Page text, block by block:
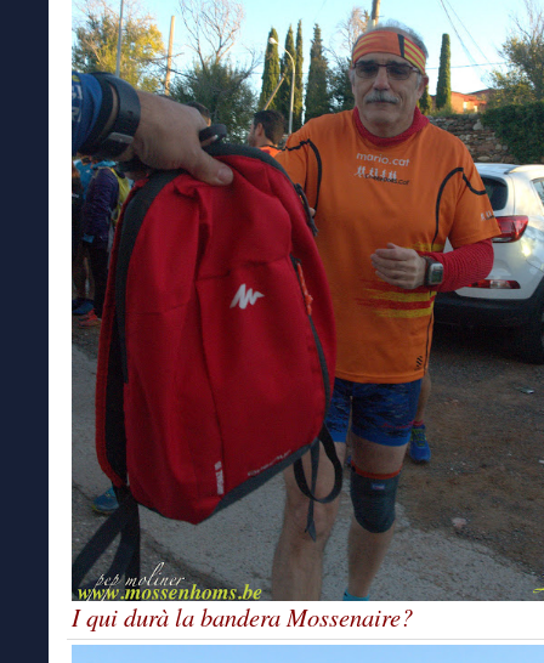
I qui durà la bandera Mossenaire?